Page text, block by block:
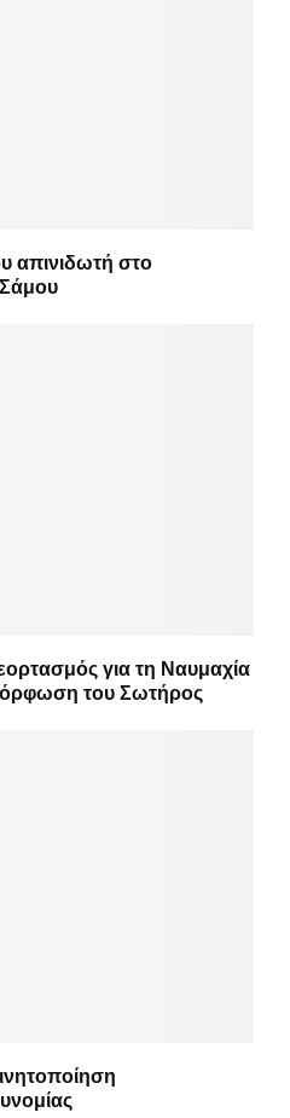
απινιδωτή στο
για τη Ναυμαχία
του Σωτήρος